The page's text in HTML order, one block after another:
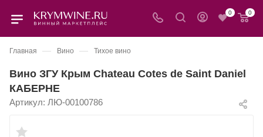
0 0
Главная — Вино — Тихое вино
Вино ЗГУ Крым Chateau Cotes de Saint Daniel
КАБЕРНЕ
Артикул: ЛЮ-00100786